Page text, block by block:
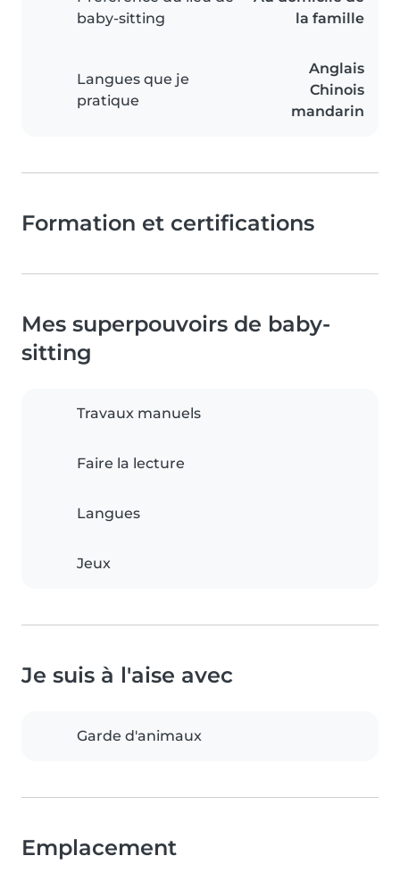
baby-sitting
la famille
Langues que je
pratique
Anglais
Chinois
mandarin
Formation et certifications
Mes superpouvoirs de baby-
sitting
Travaux manuels
Faire la lecture
Langues
Jeux
Je suis à l'aise avec
Garde d'animaux
Emplacement